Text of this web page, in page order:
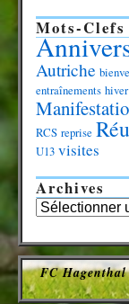
Mots-Clefs
Autriche
entraînements hiver
RCS reprise
U13 visites
Archives
FC